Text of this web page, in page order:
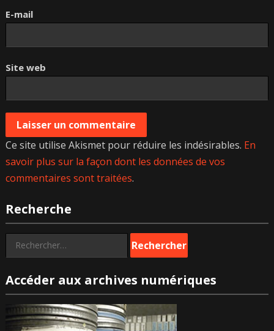
E-mail
Site web
Ce site utilise Akismet pour réduire les indésirables. En
savoir plus sur la façon dont les données de vos
commentaires sont traitées.
Recherche
Rechercher :
Accéder aux archives numériques